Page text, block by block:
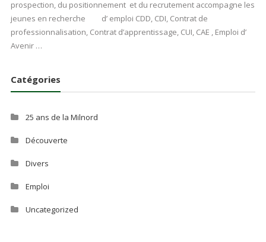
prospection, du positionnement et du recrutement accompagne les
jeunes en recherche d’ emploi CDD, CDI, Contrat de
professionnalisation, Contrat d’apprentissage, CUI, CAE , Emploi d’
Avenir …
Catégories
25 ans de la Milnord
Découverte
Divers
Emploi
Uncategorized